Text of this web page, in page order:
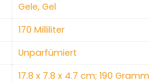
‎Gele, Gel
‎170 Milliliter
‎Unparfümiert
‎17.8 x 7.8 x 4.7 cm; 190 Gramm